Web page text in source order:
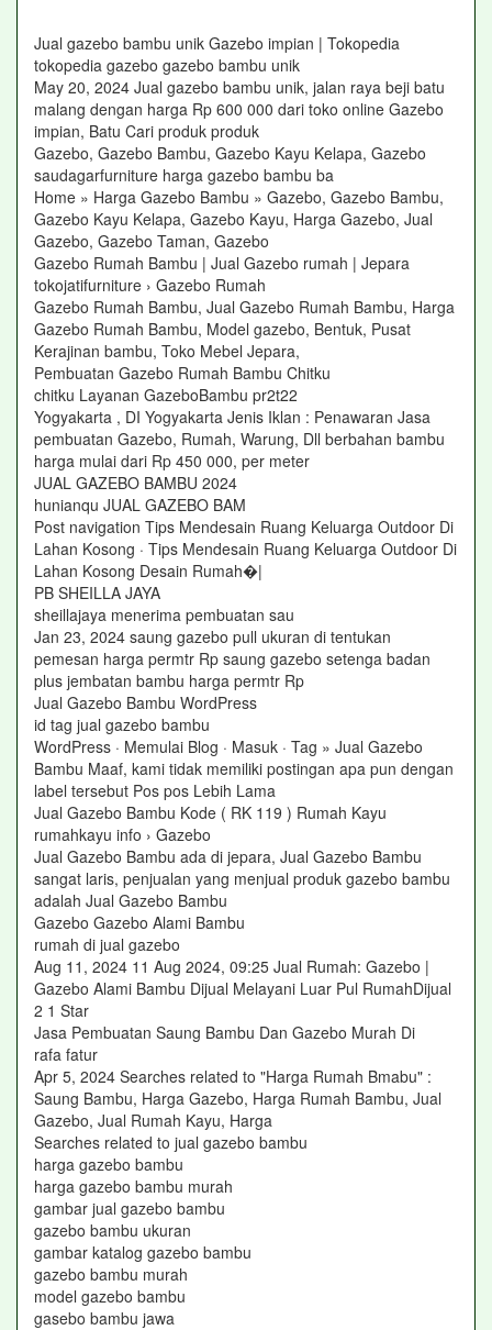
Jual gazebo bambu unik Gazebo impian | Tokopedia
tokopedia gazebo gazebo bambu unik
May 20, 2024 Jual gazebo bambu unik, jalan raya beji batu
malang dengan harga Rp 600 000 dari toko online Gazebo
impian, Batu Cari produk produk
Gazebo, Gazebo Bambu, Gazebo Kayu Kelapa, Gazebo
saudagarfurniture harga gazebo bambu ba
Home » Harga Gazebo Bambu » Gazebo, Gazebo Bambu,
Gazebo Kayu Kelapa, Gazebo Kayu, Harga Gazebo, Jual
Gazebo, Gazebo Taman, Gazebo
Gazebo Rumah Bambu | Jual Gazebo rumah | Jepara
tokojatifurniture › Gazebo Rumah
Gazebo Rumah Bambu, Jual Gazebo Rumah Bambu, Harga
Gazebo Rumah Bambu, Model gazebo, Bentuk, Pusat
Kerajinan bambu, Toko Mebel Jepara,
Pembuatan Gazebo Rumah Bambu Chitku
chitku Layanan GazeboBambu pr2t22
Yogyakarta , DI Yogyakarta Jenis Iklan : Penawaran Jasa
pembuatan Gazebo, Rumah, Warung, Dll berbahan bambu
harga mulai dari Rp 450 000, per meter
JUAL GAZEBO BAMBU 2024
hunianqu JUAL GAZEBO BAM
Post navigation Tips Mendesain Ruang Keluarga Outdoor Di
Lahan Kosong · Tips Mendesain Ruang Keluarga Outdoor Di
Lahan Kosong Desain Rumah�|
PB SHEILLA JAYA
sheillajaya menerima pembuatan sau
Jan 23, 2024 saung gazebo pull ukuran di tentukan
pemesan harga permtr Rp saung gazebo setenga badan
plus jembatan bambu harga permtr Rp
Jual Gazebo Bambu WordPress
id tag jual gazebo bambu
WordPress · Memulai Blog · Masuk · Tag » Jual Gazebo
Bambu Maaf, kami tidak memiliki postingan apa pun dengan
label tersebut Pos pos Lebih Lama
Jual Gazebo Bambu Kode ( RK 119 ) Rumah Kayu
rumahkayu info › Gazebo
Jual Gazebo Bambu ada di jepara, Jual Gazebo Bambu
sangat laris, penjualan yang menjual produk gazebo bambu
adalah Jual Gazebo Bambu
Gazebo Gazebo Alami Bambu
rumah di jual gazebo
Aug 11, 2024 11 Aug 2024, 09:25 Jual Rumah: Gazebo |
Gazebo Alami Bambu Dijual Melayani Luar Pul RumahDijual
2 1 Star
Jasa Pembuatan Saung Bambu Dan Gazebo Murah Di
rafa fatur
Apr 5, 2024 Searches related to "Harga Rumah Bmabu" :
Saung Bambu, Harga Gazebo, Harga Rumah Bambu, Jual
Gazebo, Jual Rumah Kayu, Harga
Searches related to jual gazebo bambu
harga gazebo bambu
harga gazebo bambu murah
gambar jual gazebo bambu
gazebo bambu ukuran
gambar katalog gazebo bambu
gazebo bambu murah
model gazebo bambu
gasebo bambu jawa